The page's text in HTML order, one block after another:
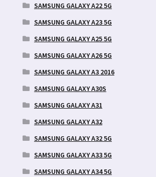
SAMSUNG GALAXY A22 5G
SAMSUNG GALAXY A23 5G
SAMSUNG GALAXY A25 5G
SAMSUNG GALAXY A26 5G
SAMSUNG GALAXY A3 2016
SAMSUNG GALAXY A30S
SAMSUNG GALAXY A31
SAMSUNG GALAXY A32
SAMSUNG GALAXY A32 5G
SAMSUNG GALAXY A33 5G
SAMSUNG GALAXY A34 5G